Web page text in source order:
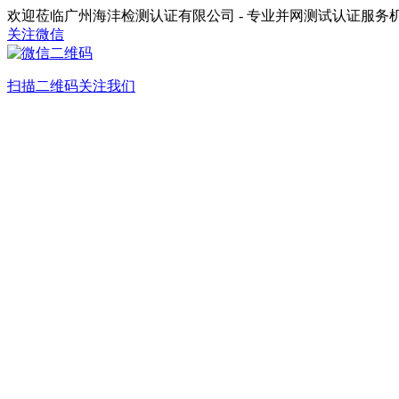
欢迎莅临广州海沣检测认证有限公司 - 专业并网测试认证服务
关注微信
扫描二维码关注我们